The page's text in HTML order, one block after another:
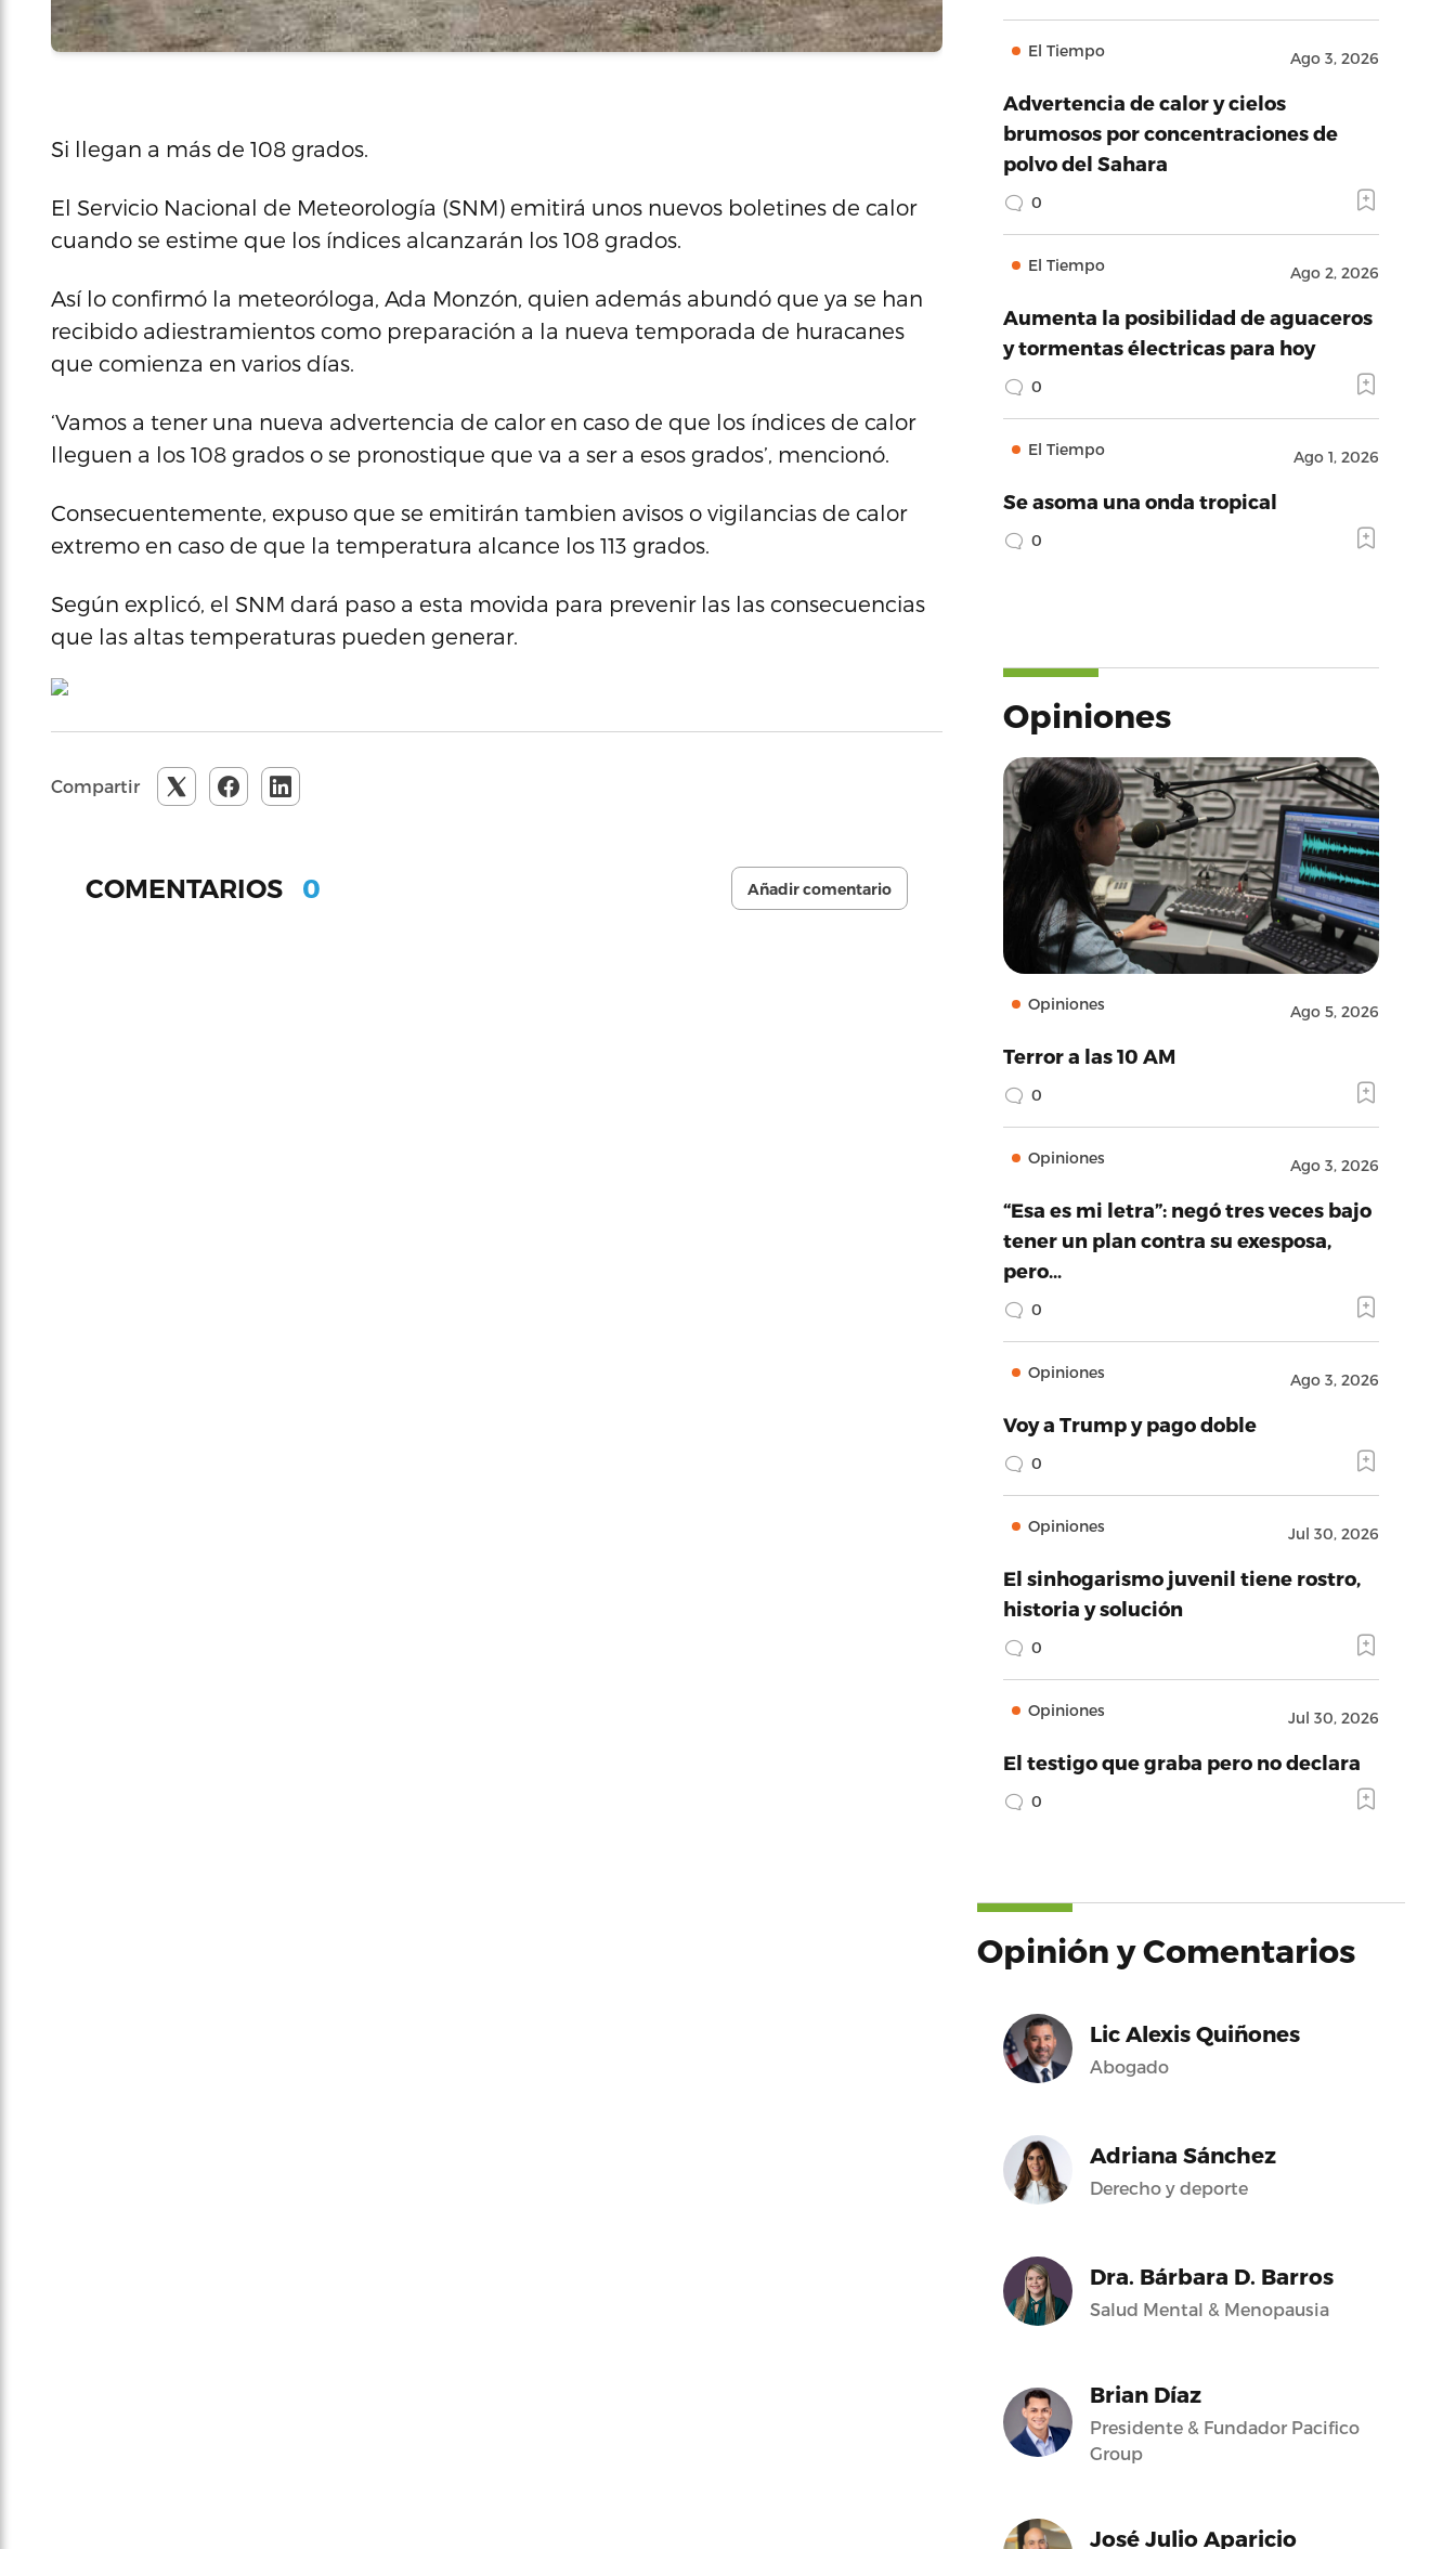
Si llegan a más de 108 grados.
El Servicio Nacional de Meteorología (SNM) emitirá unos nuevos boletines de calor
cuando se estime que los índices alcanzarán los 108 grados.
Así lo confirmó la meteoróloga, Ada Monzón, quien además abundó que ya se han
recibido adiestramientos como preparación a la nueva temporada de huracanes
que comienza en varios días.
‘Vamos a tener una nueva advertencia de calor en caso de que los índices de calor
lleguen a los 108 grados o se pronostique que va a ser a esos grados’, mencionó.
Consecuentemente, expuso que se emitirán tambien avisos o vigilancias de calor
extremo en caso de que la temperatura alcance los 113 grados.
Según explicó, el SNM dará paso a esta movida para prevenir las las consecuencias
que las altas temperaturas pueden generar.
Compartir
COMENTARIOS 0 Añadir comentario
El Tiempo Ago 3, 2026
Advertencia de calor y cielos
brumosos por concentraciones de
polvo del Sahara
0
El Tiempo Ago 2, 2026
Aumenta la posibilidad de aguaceros
y tormentas électricas para hoy
0
El Tiempo Ago 1, 2026
Se asoma una onda tropical
0
Opiniones
Opiniones Ago 5, 2026
Terror a las 10 AM
0
Opiniones Ago 3, 2026
“Esa es mi letra”: negó tres veces bajo
tener un plan contra su exesposa,
pero…
0
Opiniones Ago 3, 2026
Voy a Trump y pago doble
0
Opiniones Jul 30, 2026
El sinhogarismo juvenil tiene rostro,
historia y solución
0
Opiniones Jul 30, 2026
El testigo que graba pero no declara
0
Opinión y Comentarios
Lic Alexis Quiñones
Abogado
Adriana Sánchez
Derecho y deporte
Dra. Bárbara D. Barros
Salud Mental & Menopausia
Brian Díaz
Presidente & Fundador Pacifico
Group
José Julio Aparicio